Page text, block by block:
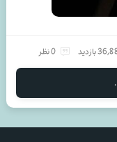
بازدید 0 نظر